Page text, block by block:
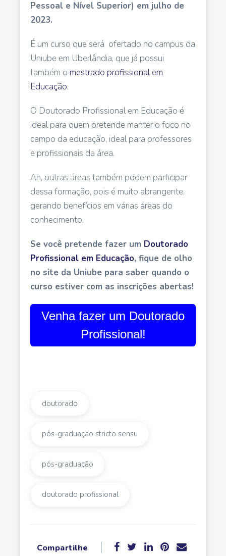
Pessoal e Nível Superior) em julho de
2023.
É um curso que será ofertado no campus da
Uniube em Uberlândia, que já possui
também o mestrado profissional em
Educação.
O Doutorado Profissional em Educação é
ideal para quem pretende manter o foco no
campo da educação, ideal para professores
e profissionais da área.
Ah, outras áreas também podem participar
dessa formação, pois é muito abrangente,
gerando benefícios em várias áreas do
conhecimento.
Se você pretende fazer um Doutorado
Profissional em Educação, fique de olho
no site da Uniube para saber quando o
curso estiver com as inscrições abertas!
Venha fazer um Doutorado
Profissional!
doutorado
pós-graduação stricto sensu
pós-graduação
doutorado profissional
Compartilhe